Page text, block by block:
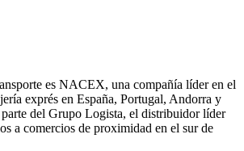
es NACEX, una compañía líder en el
exprés en España, Portugal, Andorra y
del Grupo Logista, el distribuidor líder
a comercios de proximidad en el sur de